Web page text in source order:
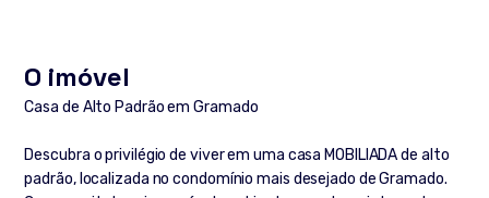
O imóvel
Casa de Alto Padrão em Gramado
Descubra o privilégio de viver em uma casa MOBILIADA de alto
padrão, localizada no condomínio mais desejado de Gramado.